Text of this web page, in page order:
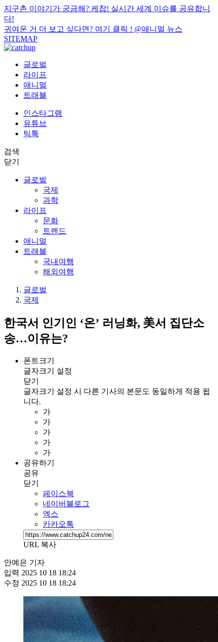
지구촌 이야기가 궁금해? 케찹! 실시간 세계 이슈를 공유합니
다!
귀여운 거 더 보고 싶다면? 여기 클릭 ! @애니멀 뉴스
SITEMAP
글로벌
라이프
애니멀
트래블
인스타그램
유튜브
틱톡
검색
닫기
글로벌
국제
과학
라이프
문화
트렌드
애니멀
트래블
국내여행
해외여행
글로벌
국제
한국서 인기인 ‘온’ 러닝화, 美서 집단소
송…이유는?
폰트크기
글자크기 설정
닫기
글자크기 설정 시 다른 기사의 본문도 동일하게 적용 됩
니다.
가
가
가
가
가
공유하기
공유
닫기
페이스북
네이버블로그
엑스
카카오톡
URL 복사
안예은 기자
입력 2025 10 18 18:24
수정 2025 10 18 18:24